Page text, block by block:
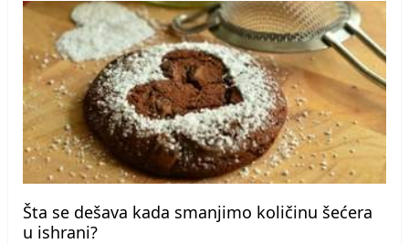
Šta se dešava kada smanjimo količinu šećera
u ishrani?